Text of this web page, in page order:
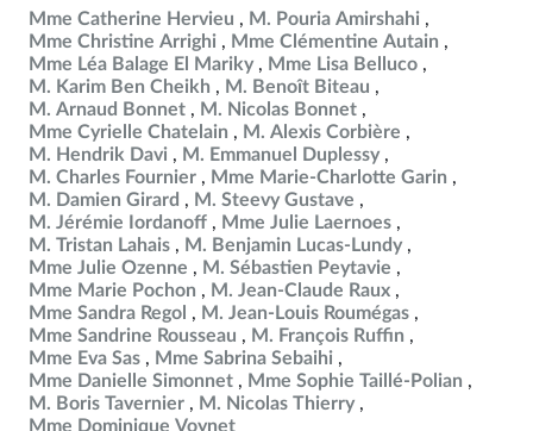
Mme Catherine Hervieu
M. Pouria Amirshahi
Mme Christine Arrighi
Mme Clémentine Autain
Mme Léa Balage El Mariky
Mme Lisa Belluco
M. Karim Ben Cheikh
M. Benoît Biteau
M. Arnaud Bonnet
M. Nicolas Bonnet
Mme Cyrielle Chatelain
M. Alexis Corbière
M. Hendrik Davi
M. Emmanuel Duplessy
M. Charles Fournier
Mme Marie-Charlotte Garin
M. Damien Girard
M. Steevy Gustave
M. Jérémie Iordanoff
Mme Julie Laernoes
M. Tristan Lahais
M. Benjamin Lucas-Lundy
Mme Julie Ozenne
M. Sébastien Peytavie
Mme Marie Pochon
M. Jean-Claude Raux
Mme Sandra Regol
M. Jean-Louis Roumégas
Mme Sandrine Rousseau
M. François Ruffin
Mme Eva Sas
Mme Sabrina Sebaihi
Mme Danielle Simonnet
Mme Sophie Taillé-Polian
M. Boris Tavernier
M. Nicolas Thierry
Mme Dominique Voynet